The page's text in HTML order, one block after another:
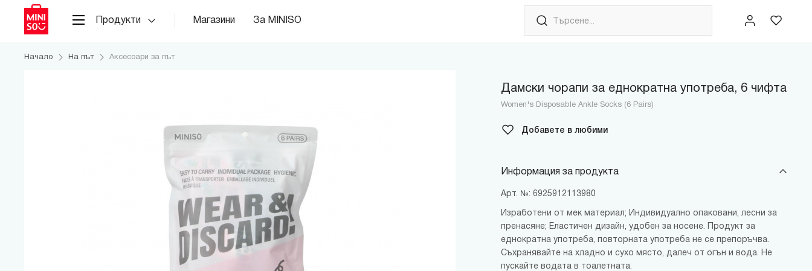
Продукти Магазини За MINISO
Начало На път Аксесоари за път
Дамски чорапи за еднократна употреба, 6 чифта
Women's Disposable Ankle Socks (6 Pairs)
Добавете в любими
Информация за продукта
Арт. №: 6925912113980
Изработени от мек материал; Индивидуално опаковани, лесни за
пренасяне; Еластичен дизайн, удобен за носене. Продукт за
еднократна употреба, повторната употреба не се препоръчва.
Съхранявайте на хладно и сухо място, далеч от огън и вода. Не
пускайте водата в тоалетната.